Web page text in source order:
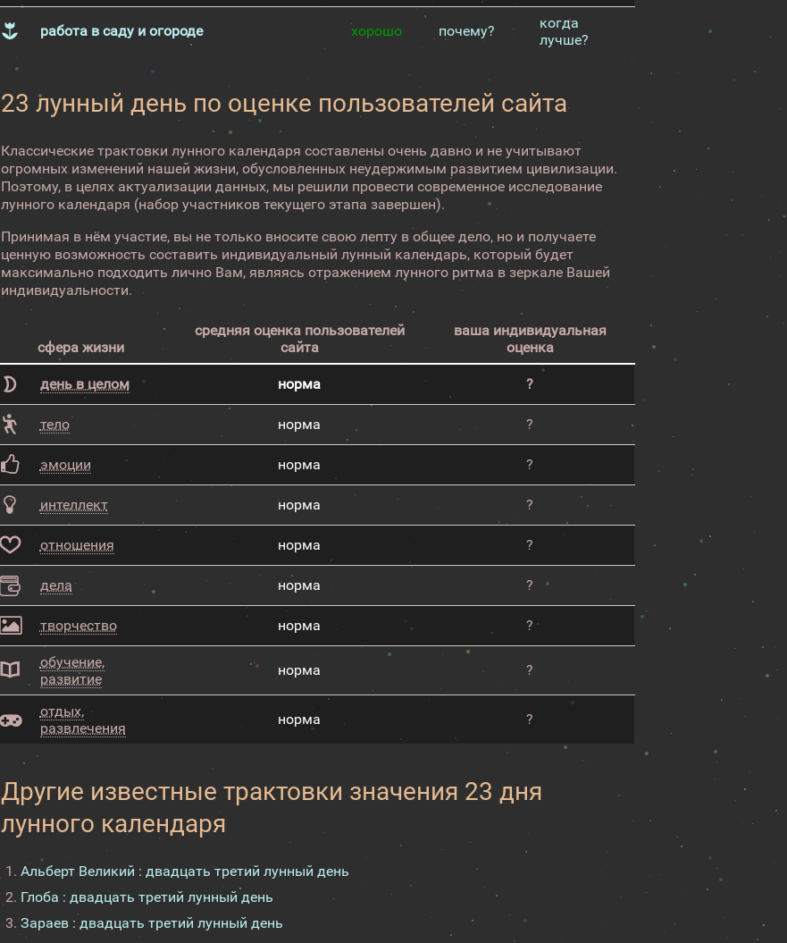
работа в саду и огороде хорошо почему?
когда
лучше?
23 лунный день по оценке пользователей сайта
Классические трактовки лунного календаря составлены очень давно и не учитывают
огромных изменений нашей жизни, обусловленных неудержимым развитием цивилизации.
Поэтому, в целях актуализации данных, мы решили провести современное исследование
лунного календаря (набор участников текущего этапа завершен).
Принимая в нём участие, вы не только вносите свою лепту в общее дело, но и получаете
ценную возможность составить индивидуальный лунный календарь, который будет
максимально подходить лично Вам, являясь отражением лунного ритма в зеркале Вашей
индивидуальности.
сфера жизни
средняя оценка пользователей
сайта
ваша индивидуальная
оценка
день в целом норма ?
тело норма ?
эмоции норма ?
интеллект норма ?
отношения норма ?
дела норма ?
творчество норма ?
обучение,
развитие
норма ?
отдых,
развлечения
норма ?
Другие известные трактовки значения 23 дня
лунного календаря
Альберт Великий : двадцать третий лунный день
Глоба : двадцать третий лунный день
Зараев : двадцать третий лунный день